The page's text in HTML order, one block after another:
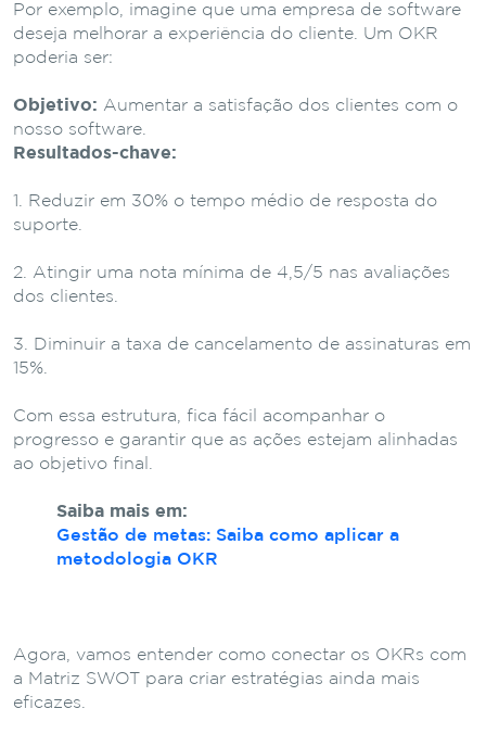
Por exemplo, imagine que uma empresa de software
deseja melhorar a experiência do cliente. Um OKR
poderia ser:
Objetivo: Aumentar a satisfação dos clientes com o
nosso software.
Resultados-chave:
Reduzir em 30% o tempo médio de resposta do
suporte.
Atingir uma nota mínima de 4,5/5 nas avaliações
dos clientes.
Diminuir a taxa de cancelamento de assinaturas em
15%.
Com essa estrutura, fica fácil acompanhar o
progresso e garantir que as ações estejam alinhadas
ao objetivo final.
Saiba mais em:
Gestão de metas: Saiba como aplicar a
metodologia OKR
Agora, vamos entender como conectar os OKRs com
a Matriz SWOT para criar estratégias ainda mais
eficazes.